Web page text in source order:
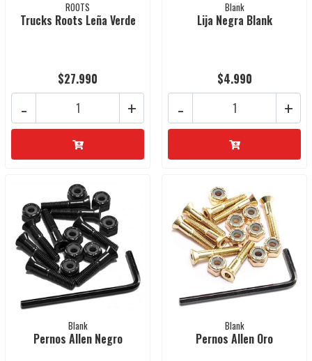
ROOTS
Trucks Roots Leña Verde
$27.990
+
-
Blank
Lija Negra Blank
$4.990
+
-
Blank
Pernos Allen Negro
Blank
Pernos Allen Oro